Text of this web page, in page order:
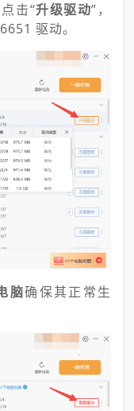
击“升级驱动”，
驱动。
脑确保其正常生